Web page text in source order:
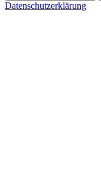
Datenschutzerklärung